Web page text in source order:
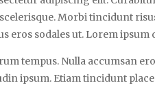
Morbi tincidunt
eros sodales ut. Lorem
tempus. Nulla accumsan
ipsum. Etiam tincidunt